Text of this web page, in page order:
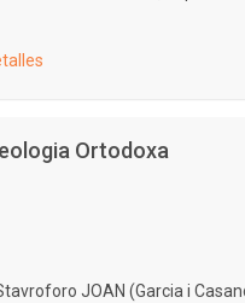
Ortodoxa
JOAN (Garcia i